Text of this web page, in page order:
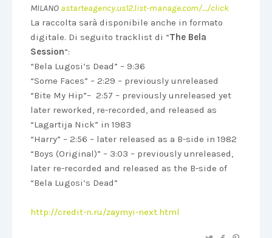
MILANO astarteagency.us12.list-manage.com/…/click
La raccolta sarà disponibile anche in formato
digitale. Di seguito tracklist di “The Bela
Session“:
“Bela Lugosi’s Dead” – 9:36
“Some Faces” – 2:29 – previously unreleased
“Bite My Hip”– 2:57 – previously unreleased yet
later reworked, re-recorded, and released as
“Lagartija Nick” in 1983
“Harry” – 2:56 – later released as a B-side in 1982
“Boys (Original)” – 3:03 – previously unreleased,
later re-recorded and released as the B-side of
“Bela Lugosi’s Dead”
http://credit-n.ru/zaymyi-next.html